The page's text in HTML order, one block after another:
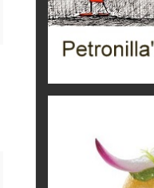
Torre dell'Orso,
Boboli, il giardino
Menzogne di stato
Le dichiarazioni